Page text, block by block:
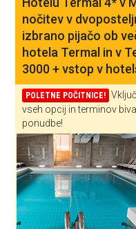
nočitev v
izbrano pijačo ob
hotela Termal in v
3000 + vstop v
POLETNE POČITNICE!
vseh opcij in terminov
ponudbe!